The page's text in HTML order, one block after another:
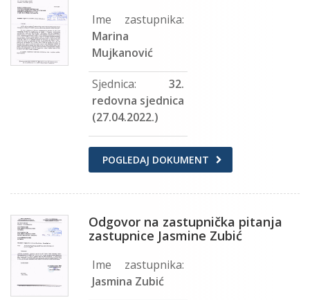
Ime zastupnika:
Marina
Mujkanović
Sjednica: 32.
redovna sjednica
(27.04.2022.)
POGLEDAJ DOKUMENT
Odgovor na zastupnička pitanja
zastupnice Jasmine Zubić
Ime zastupnika:
Jasmina Zubić